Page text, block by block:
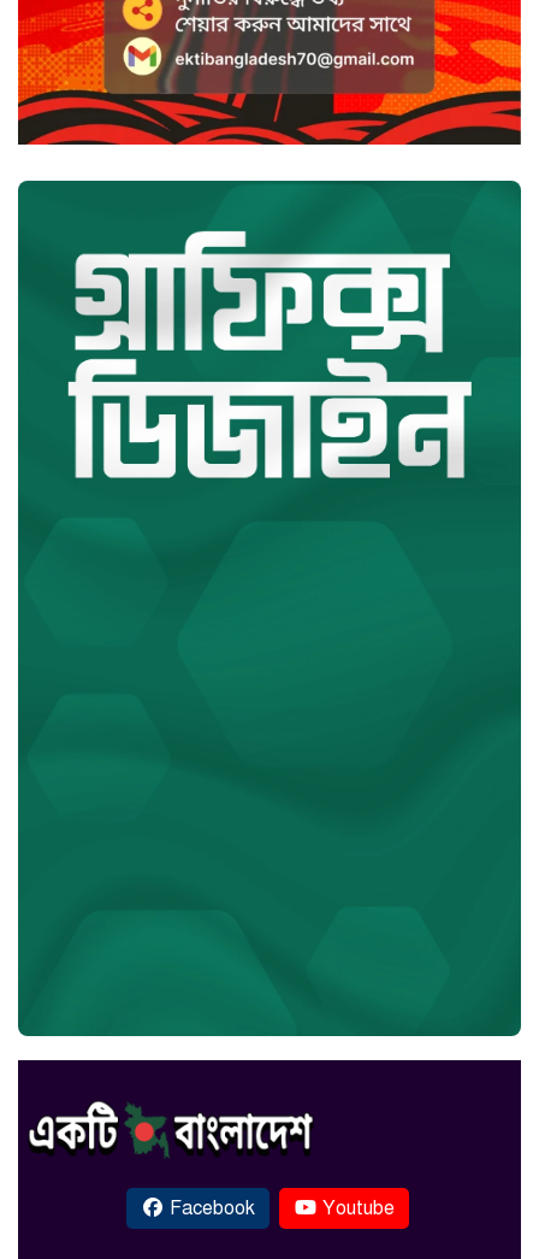
Facebook Youtube